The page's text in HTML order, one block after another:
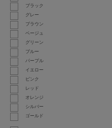
ブラック
グレー
ブラウン
ベージュ
グリーン
ブルー
パープル
イエロー
ピンク
レッド
オレンジ
シルバー
ゴールド